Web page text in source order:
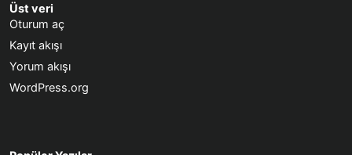
Üst veri
Oturum aç
Kayıt akışı
Yorum akışı
WordPress.org